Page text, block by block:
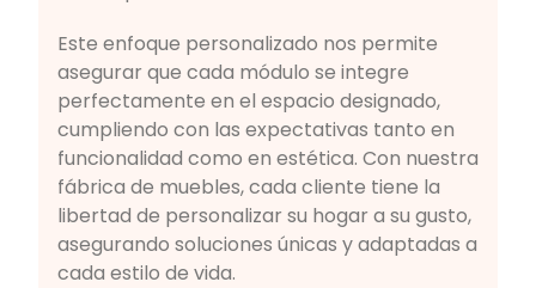
Este enfoque personalizado nos permite
asegurar que cada módulo se integre
perfectamente en el espacio designado,
cumpliendo con las expectativas tanto en
funcionalidad como en estética. Con nuestra
fábrica de muebles, cada cliente tiene la
libertad de personalizar su hogar a su gusto,
asegurando soluciones únicas y adaptadas a
cada estilo de vida.